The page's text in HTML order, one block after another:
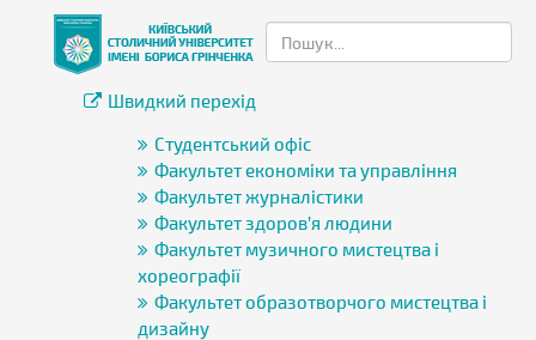
Швидкий перехід
Студентський офіс
Факультет економіки та управління
Факультет журналістики
Факультет здоров’я людини
Факультет музичного мистецтва і
хореографії
Факультет образотворчого мистецтва і
дизайну